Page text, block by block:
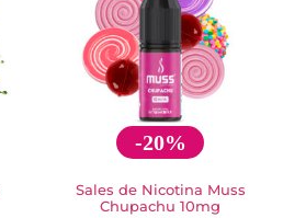
-20%
Sales de Nicotina Muss
Chupachu 10mg